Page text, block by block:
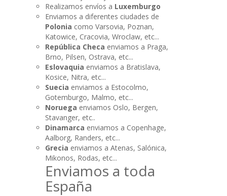
Realizamos envíos a Luxemburgo
Enviamos a diferentes ciudades de
Polonia como Varsovia, Poznan,
Katowice, Cracovia, Wroclaw, etc...
República Checa enviamos a Praga,
Brno, Pilsen, Ostrava, etc...
Eslovaquia enviamos a Bratislava,
Kosice, Nitra, etc...
Suecia enviamos a Estocolmo,
Gotemburgo, Malmo, etc...
Noruega enviamos Oslo, Bergen,
Stavanger, etc..
Dinamarca enviamos a Copenhage,
Aalborg, Randers, etc...
Grecia enviamos a Atenas, Salónica,
Mikonos, Rodas, etc...
Enviamos a toda
España